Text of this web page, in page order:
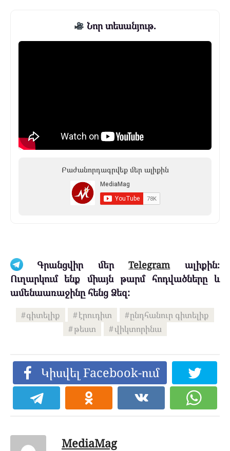
Նոր տեսանյութ.
Բաժանորդագրվեք մեր ալիքին
Գրանցվիր մերTelegramալիքին։
Ուղարկում ենք միայն թարմ հոդվածները և
ամենաառաջինը հենց Ձեզ:
գիտելիք էրուդիտ
ընդհանուր գիտելիք
թեստ
վիկտորինա
Կիսվել Facebook-ում
MediaMag